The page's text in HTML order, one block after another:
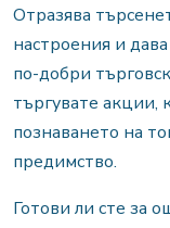
Oтразява
настроения и
по-добри
търгувате акции,
познаването на
предимство.
Готови ли сте за